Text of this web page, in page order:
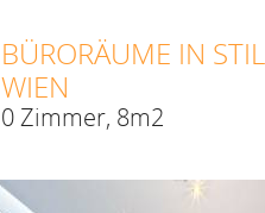
BÜRORÄUME IN
WIEN
0 Zimmer, 8m2